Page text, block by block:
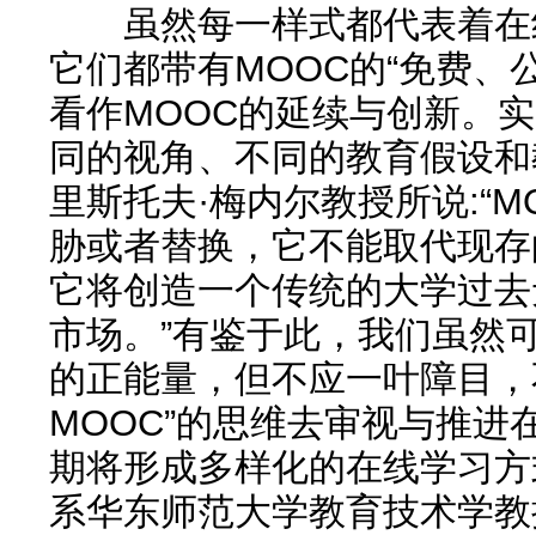
虽然每一样式都代表着在
它们都带有MOOC的“免费、
看作MOOC的延续与创新。
同的视角、不同的教育假设
里斯托夫·梅内尔教授所说
胁或者替换，它不能取代现
它将创造一个传统的大学过
市场。”有鉴于此，我们虽然
的正能量，但不应一叶障目
MOOC”的思维去审视与推进
期将形成多样化的在线学习
系华东师范大学教育技术学